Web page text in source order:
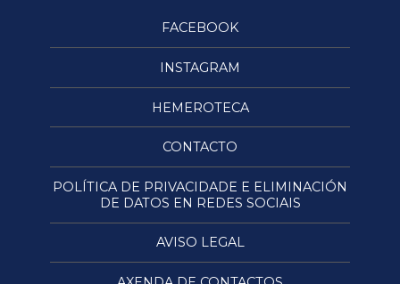
FACEBOOK
INSTAGRAM
HEMEROTECA
CONTACTO
POLÍTICA DE PRIVACIDADE E ELIMINACIÓN
DE DATOS EN REDES SOCIAIS
AVISO LEGAL